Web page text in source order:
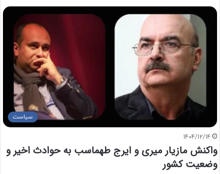
سیاست
1404/12/14
واکنش مازیار میری و ایرج طهماسب به حوادث اخیر و
وضعیت کشور